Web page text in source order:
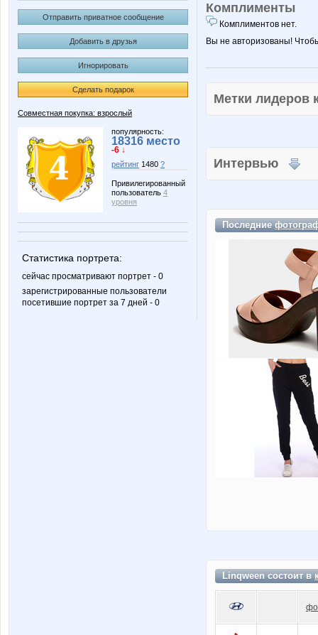
Отправить приватное сообщение
Добавить в друзья
Игнорировать
Сделать подарок
Совместная покупка: взрослый
популярность:
18316 место
-6 ↓
рейтинг 1480 ?
Привилегированный
пользователь 4
уровня
Статистика портрета:
сейчас просматривают портрет - 0
зарегистрированные пользователи
посетившие портрет за 7 дней - 0
Комплименты
Комплиментов нет.
Вы не авторизованы!
Метки
Интервью
Последние
Linqween состоит в